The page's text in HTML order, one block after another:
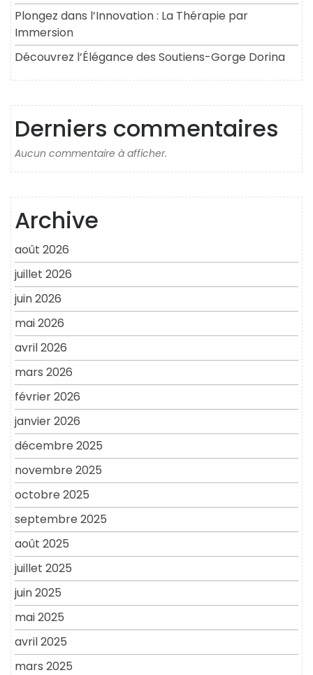
Plongez dans l’Innovation : La Thérapie par
Immersion
Découvrez l’Élégance des Soutiens-Gorge Dorina
Derniers commentaires
Aucun commentaire à afficher.
Archive
août 2026
juillet 2026
juin 2026
mai 2026
avril 2026
mars 2026
février 2026
janvier 2026
décembre 2025
novembre 2025
octobre 2025
septembre 2025
août 2025
juillet 2025
juin 2025
mai 2025
avril 2025
mars 2025